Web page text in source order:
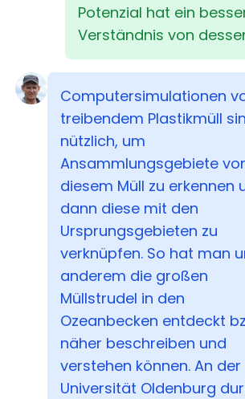
Potenzial hat ein
Verständnis von
Computersimulationen
treibendem Plastikmüll
nützlich, um
Ansammlungsgebiete
diesem Müll zu erkennen
dann diese mit den
Ursprungsgebieten zu
verknüpfen. So hat man
anderem die großen
Müllstrudel in den
Ozeanbecken entdeckt
näher beschreiben und
verstehen können. An der
Universität Oldenburg